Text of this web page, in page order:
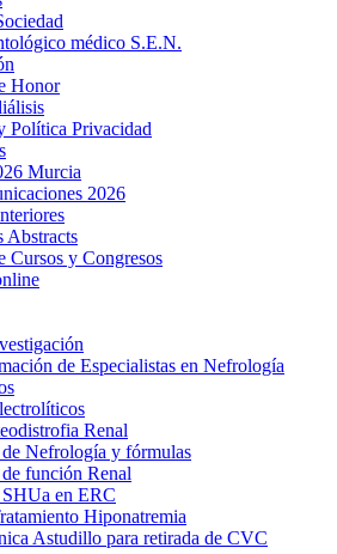
médico S.E.N.
Honor
Política Privacidad
Murcia
2026
Abstracts
Cursos y Congresos
de Especialistas en Nefrología
Renal
Nefrología y fórmulas
función Renal
en ERC
Hiponatremia
Astudillo para retirada de CVC